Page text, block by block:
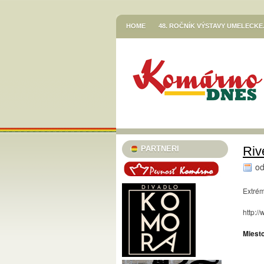
HOME 48. ROČNÍK VÝSTAVY
HOR SA DO RÍŠE ROZPRÁVOK
KNIŽNICA JÓZSEFA SZINNYEIHO V
MESTSKÉ KULTÚRNE STREDISKO V
SZINNYEI SZALON KÚTFESZT / 13.
TURISTICKÁ INFORMAČNÁ KANCELÁRIA
TARICS LORINCZ MARGIT SZINÉSZMÚZEUM
TATRA KINO MOZI KLUB VODNÉHO
46. ČLENSKÁ VÝSTAVA / TAGSÁGI
MESTSKÝ KLUB DÔCHODCOV KOMÁRNO
PODUNAJSKÉ MÚZEUM V KOMÁRNE /
PARTNERI
od
http://